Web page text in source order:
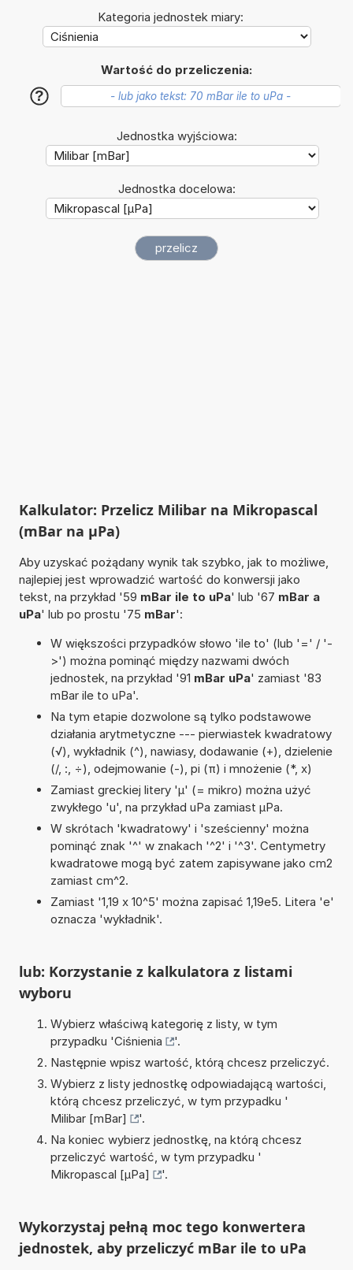
Kategoria jednostek miary:
Wartość do przeliczenia:
?
Jednostka wyjściowa:
Jednostka docelowa:
Kalkulator: Przelicz Milibar na Mikropascal
(mBar na µPa)
Aby uzyskać pożądany wynik tak szybko, jak to możliwe,
najlepiej jest wprowadzić wartość do konwersji jako
tekst, na przykład '59 mBar ile to uPa' lub '67 mBar a
uPa' lub po prostu '75 mBar':
W większości przypadków słowo 'ile to' (lub '=' / '-
>') można pominąć między nazwami dwóch
jednostek, na przykład '91 mBar uPa' zamiast '83
mBar ile to uPa'.
Na tym etapie dozwolone są tylko podstawowe
działania arytmetyczne --- pierwiastek kwadratowy
(√), wykładnik (^), nawiasy, dodawanie (+), dzielenie
(/, :, ÷), odejmowanie (-), pi (π) i mnożenie (*, x)
Zamiast greckiej litery 'µ' (= mikro) można użyć
zwykłego 'u', na przykład uPa zamiast µPa.
W skrótach 'kwadratowy' i 'sześcienny' można
pominąć znak '^' w znakach '^2' i '^3'. Centymetry
kwadratowe mogą być zatem zapisywane jako cm2
zamiast cm^2.
Zamiast '1,19 x 10^5' można zapisać 1,19e5. Litera 'e'
oznacza 'wykładnik'.
lub: Korzystanie z kalkulatora z listami
wyboru
Wybierz właściwą kategorię z listy, w tym
przypadku 'Ciśnienia
'.
Następnie wpisz wartość, którą chcesz przeliczyć.
Wybierz z listy jednostkę odpowiadającą wartości,
którą chcesz przeliczyć, w tym przypadku '
Milibar [mBar]
'.
Na koniec wybierz jednostkę, na którą chcesz
przeliczyć wartość, w tym przypadku '
Mikropascal [µPa]
'.
Wykorzystaj pełną moc tego konwertera
jednostek, aby przeliczyć mBar ile to uPa